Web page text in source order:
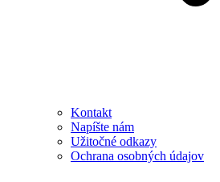
Kontakt
Napíšte nám
Užitočné odkazy
Ochrana osobných údajov